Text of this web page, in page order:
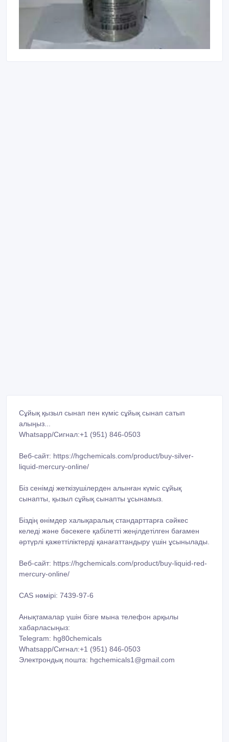
Сұйық қызыл сынап пен күміс сұйық сынап сатып
алыңыз...
Whatsapp/Сигнал:+1 (951) 846-0503
Веб-сайт: https://hgchemicals.com/product/buy-silver-
liquid-mercury-online/
Біз сенімді жеткізушілерден алынған күміс сұйық
сынапты, қызыл сұйық сынапты ұсынамыз.
Біздің өнімдер халықаралық стандарттарға сәйкес
келеді және бәсекеге қабілетті жеңілдетілген бағамен
әртүрлі қажеттіліктерді қанағаттандыру үшін ұсынылады.
Веб-сайт: https://hgchemicals.com/product/buy-liquid-red-
mercury-online/
CAS нөмірі: 7439-97-6
Анықтамалар үшін бізге мына телефон арқылы
хабарласыңыз:
Telegram: hg80chemicals
Whatsapp/Сигнал:+1 (951) 846-0503
Электрондық пошта: hgchemicals1@gmail.com